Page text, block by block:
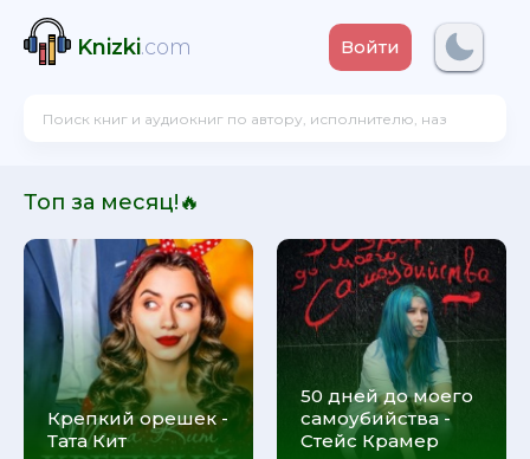
Knizki.com Войти
Топ за месяц!🔥
Крепкий орешек -
Тата Кит
50 дней до моего
самоубийства -
Стейс Крамер